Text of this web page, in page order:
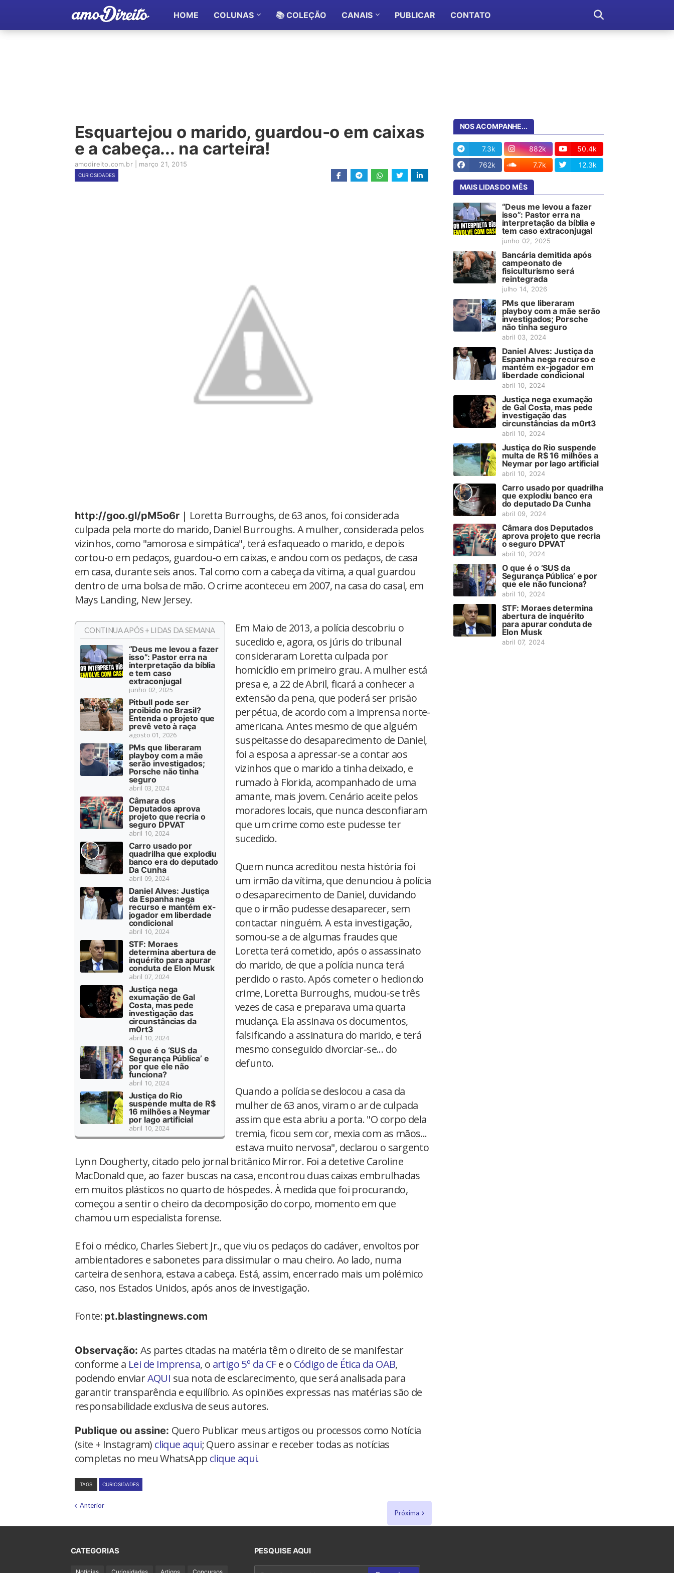
HOME COLUNAS 📚 COLEÇÃO CANAIS PUBLICAR CONTATO
Esquartejou o marido, guardou-o em caixas
e a cabeça... na carteira!
amodireito.com.br março 21, 2015
CURIOSIDADES
http://goo.gl/pM5o6r| Loretta Burroughs, de 63 anos, foi considerada
culpada pela morte do marido, Daniel Burroughs. A mulher, considerada pelos
vizinhos, como "amorosa e simpática", terá esfaqueado o marido, e depois
cortou-o em pedaços, guardou-o em caixas, e andou com os pedaços, de casa
em casa, durante seis anos. Tal como com a cabeça da vítima, a qual guardou
dentro de uma bolsa de mão. O crime aconteceu em 2007, na casa do casal, em
Mays Landing, New Jersey.
CONTINUA APÓS + LIDAS DA SEMANA
“Deus me levou a fazer
isso”: Pastor erra na
interpretação da bíblia
e tem caso
extraconjugal
junho 02, 2025
Pitbull pode ser
proibido no Brasil?
Entenda o projeto que
prevê veto à raça
agosto 01, 2026
PMs que liberaram
playboy com a mãe
serão investigados;
Porsche não tinha
seguro
abril 03, 2024
Câmara dos
Deputados aprova
projeto que recria o
seguro DPVAT
abril 10, 2024
Carro usado por
quadrilha que explodiu
banco era do deputado
Da Cunha
abril 09, 2024
Daniel Alves: Justiça
da Espanha nega
recurso e mantém ex-
jogador em liberdade
condicional
abril 10, 2024
STF: Moraes
determina abertura de
inquérito para apurar
conduta de Elon Musk
abril 07, 2024
Justiça nega
exumação de Gal
Costa, mas pede
investigação das
circunstâncias da
m0rt3
abril 10, 2024
O que é o ‘SUS da
Segurança Pública’ e
por que ele não
funciona?
abril 10, 2024
Justiça do Rio
suspende multa de R$
16 milhões a Neymar
por lago artificial
abril 10, 2024
Em Maio de 2013, a polícia descobriu o
sucedido e, agora, os júris do tribunal
consideraram Loretta culpada por
homicídio em primeiro grau. A mulher está
presa e, a 22 de Abril, ficará a conhecer a
extensão da pena, que poderá ser prisão
perpétua, de acordo com a imprensa norte-
americana. Antes mesmo de que alguém
suspeitasse do desaparecimento de Daniel,
foi a esposa a apressar-se a contar aos
vizinhos que o marido a tinha deixado, e
rumado à Florida, acompanhado de uma
amante, mais jovem. Cenário aceite pelos
moradores locais, que nunca desconfiaram
que um crime como este pudesse ter
sucedido.
Quem nunca acreditou nesta história foi
um irmão da vítima, que denunciou à polícia
o desaparecimento de Daniel, duvidando
que o irmão pudesse desaparecer, sem
contactar ninguém. A esta investigação,
somou-se a de algumas fraudes que
Loretta terá cometido, após o assassinato
do marido, de que a polícia nunca terá
perdido o rasto. Após cometer o hediondo
crime, Loretta Burroughs, mudou-se três
vezes de casa e preparava uma quarta
mudança. Ela assinava os documentos,
falsificando a assinatura do marido, e terá
mesmo conseguido divorciar-se... do
defunto.
Quando a polícia se deslocou a casa da
mulher de 63 anos, viram o ar de culpada
assim que esta abriu a porta. "O corpo dela
tremia, ficou sem cor, mexia com as mãos...
estava muito nervosa", declarou o sargento
Lynn Dougherty, citado pelo jornal britânico Mirror. Foi a detetive Caroline
MacDonald que, ao fazer buscas na casa, encontrou duas caixas embrulhadas
em muitos plásticos no quarto de hóspedes. À medida que foi procurando,
começou a sentir o cheiro da decomposição do corpo, momento em que
chamou um especialista forense.
E foi o médico, Charles Siebert Jr., que viu os pedaços do cadáver, envoltos por
ambientadores e sabonetes para dissimular o mau cheiro. Ao lado, numa
carteira de senhora, estava a cabeça. Está, assim, encerrado mais um polémico
caso, nos Estados Unidos, após anos de investigação.
Fonte: pt.blastingnews.com
Observação: As partes citadas na matéria têm o direito de se manifestar
conforme a Lei de Imprensa, o artigo 5º da CFe o Código de Ética da OAB,
podendo enviarAQUI sua nota de esclarecimento, que será analisada para
garantir transparência e equilíbrio. As opiniões expressas nas matérias são de
responsabilidade exclusiva de seus autores.
Publique ou assine: Quero Publicar meus artigos ou processos como Notícia
(site + Instagram) clique aqui; Quero assinar e receber todas as notícias
completas no meu WhatsApp clique aqui.
TAGS CURIOSIDADES
Anterior
Próxima
NOS ACOMPANHE...
7.3k 882k
50.4k
762k
7.7k 12.3k
MAIS LIDAS DO MÊS
“Deus me levou a fazer
isso”: Pastor erra na
interpretação da bíblia e
tem caso extraconjugal
junho 02, 2025
Bancária demitida após
campeonato de
fisiculturismo será
reintegrada
julho 14, 2026
PMs que liberaram
playboy com a mãe serão
investigados; Porsche
não tinha seguro
abril 03, 2024
Daniel Alves: Justiça da
Espanha nega recurso e
mantém ex-jogador em
liberdade condicional
abril 10, 2024
Justiça nega exumação
de Gal Costa, mas pede
investigação das
circunstâncias da m0rt3
abril 10, 2024
Justiça do Rio suspende
multa de R$ 16 milhões a
Neymar por lago artificial
abril 10, 2024
Carro usado por quadrilha
que explodiu banco era
do deputado Da Cunha
abril 09, 2024
Câmara dos Deputados
aprova projeto que recria
o seguro DPVAT
abril 10, 2024
O que é o ‘SUS da
Segurança Pública’ e por
que ele não funciona?
abril 10, 2024
STF: Moraes determina
abertura de inquérito
para apurar conduta de
Elon Musk
abril 07, 2024
CATEGORIAS PESQUISE AQUI